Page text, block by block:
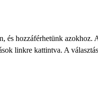
hozzáférhetünk azokhoz.
linkre kattintva. A